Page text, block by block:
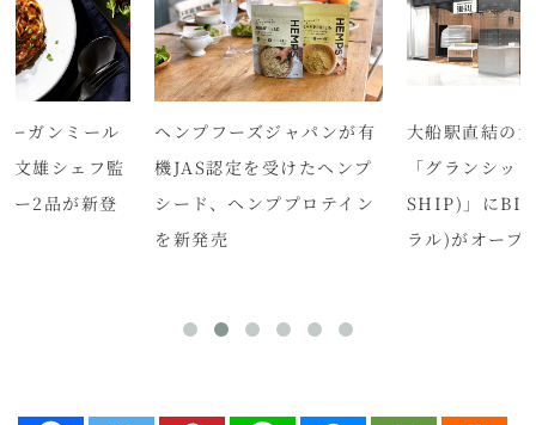
ガンミール
文雄シェフ監
ー2品が新登
ヘンプフーズジャパンが有
機JAS認定を受けたヘンプ
シード、ヘンププロテイン
を新発売
大船駅直結の
「グランシッ
SHIP)」に
ラル)がオープ